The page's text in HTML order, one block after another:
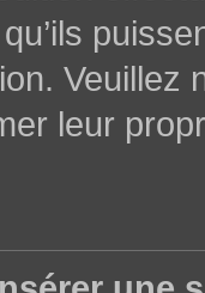
Veuillez
leur